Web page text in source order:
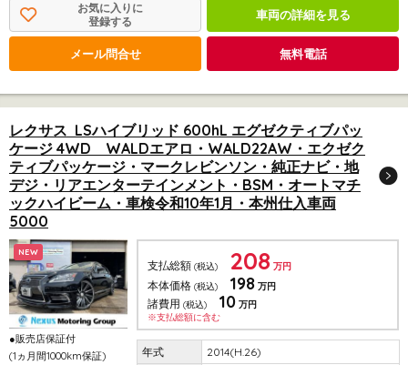
お気に入りに
登録する
車両の詳細を見る
メール問合せ 無料電話
レクサス LSハイブリッド 600hL エグゼクティブパッ
ケージ 4WD WALDエアロ・WALD22AW・エクゼク
ティブパッケージ・マークレビンソン・純正ナビ・地
デジ・リアエンターテインメント・BSM・オートマチ
ックハイビーム・車検令和10年1月・本州仕入車両
5000
NEW
●販売店保証付
(1ヵ月間1000km保証)
支払総額 (税込) 208 万円
本体価格 (税込) 198 万円
諸費用 (税込) 10 万円
※支払総額に含む
2014(H.26)